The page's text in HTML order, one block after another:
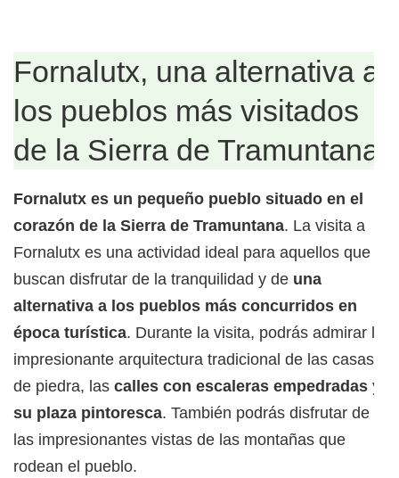
Fornalutx, una alternativa a
los pueblos más visitados
de la Sierra de Tramuntana
Fornalutx es un pequeño pueblo situado en el
corazón de la Sierra de Tramuntana. La visita a
Fornalutx es una actividad ideal para aquellos que
buscan disfrutar de la tranquilidad y de una
alternativa a los pueblos más concurridos en
época turística. Durante la visita, podrás admirar la
impresionante arquitectura tradicional de las casas
de piedra, las calles con escaleras empedradas y
su plaza pintoresca. También podrás disfrutar de
las impresionantes vistas de las montañas que
rodean el pueblo.